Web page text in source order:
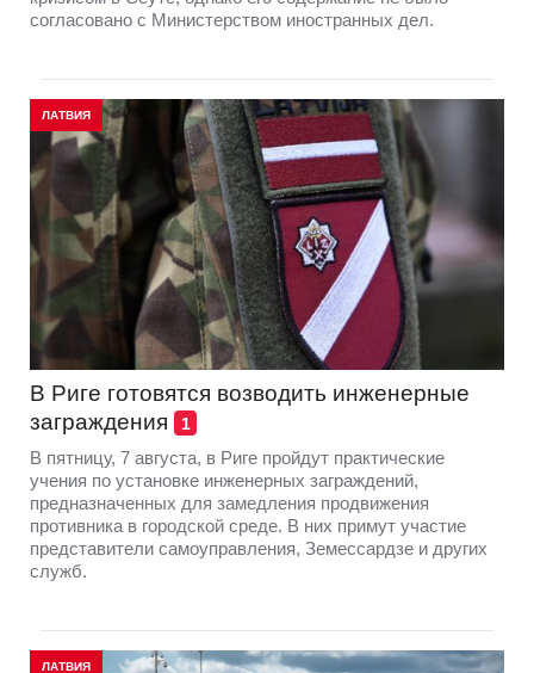
согласовано с Министерством иностранных дел.
ЛАТВИЯ
В Риге готовятся возводить инженерные
заграждения
1
В пятницу, 7 августа, в Риге пройдут практические
учения по установке инженерных заграждений,
предназначенных для замедления продвижения
противника в городской среде. В них примут участие
представители самоуправления, Земессардзе и других
служб.
ЛАТВИЯ